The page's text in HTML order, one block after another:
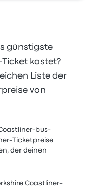
günstigste
kostet?
Liste der
von
bus-
Ticketpreise
der deinen
Coastliner-